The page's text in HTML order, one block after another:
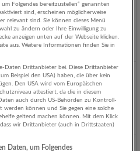
Geselle/in
(m/w/d)
KG
Folgendes bereitzustellen“ genannten
sind, erscheinen möglicherweise
relevant sind. Sie können dieses Menü
zu ändern oder Ihre Einwilligung zu
anzeigen unten auf der Webseite klicken.
aus. Weitere Informationen finden Sie in
Daten Drittanbieter bei. Diese Drittanbieter
Beispiel den USA) haben, die über kein
Den USA wird vom Europäischen
attestiert, da die in diesem
auch durch US-Behörden zu Kontroll-
können und Sie gegen eine solche
geltend machen können. Mit dem Klick
dass wir Drittanbieter (auch in Drittstaaten)
Daten, um Folgendes